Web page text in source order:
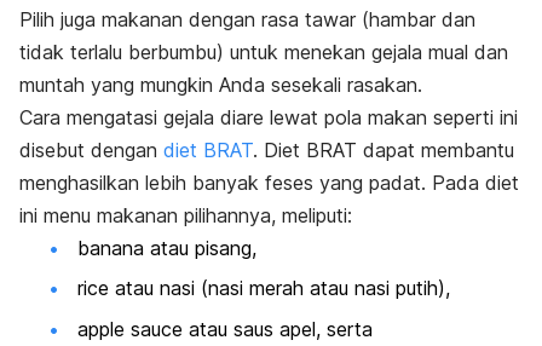
Pilih juga makanan dengan rasa tawar (hambar dan
tidak terlalu berbumbu) untuk menekan gejala mual dan
muntah yang mungkin Anda sesekali rasakan.
Cara mengatasi gejala diare lewat pola makan seperti ini
disebut dengan diet BRAT. Diet BRAT dapat membantu
menghasilkan lebih banyak feses yang padat. Pada diet
ini menu makanan pilihannya, meliputi:
banana atau pisang,
rice atau nasi (nasi merah atau nasi putih),
apple sauce atau saus apel, serta